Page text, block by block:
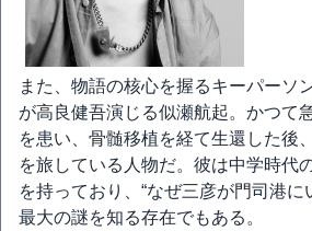
また、物語の核心を握るキーパーソ
が高良健吾演じる似瀬航起。かつて
を患い、骨髄移植を経て生還した後
を旅している人物だ。彼は中学時代
を持っており、“なぜ三彦が門司港に
最大の謎を知る存在でもある。